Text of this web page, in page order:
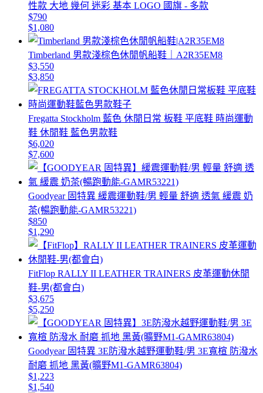
性款 大地 幾何 迷彩 基本 LOGO 國旗 - 多款
$790
$1,080
Timberland 男款淺棕色休閒帆船鞋｜A2R35EM8
$3,550
$3,850
Fregatta Stockholm 藍色 休閒日常 板鞋 平底鞋 時尚運動
鞋 休閒鞋 藍色男款鞋
$6,020
$7,600
Goodyear 固特異 緩震運動鞋/男 輕量 舒適 透氣 緩震 奶
茶(暢跑動能-GAMR53221)
$850
$1,290
FitFlop RALLY II LEATHER TRAINERS 皮革運動休閒
鞋-男(都會白)
$3,675
$5,250
Goodyear 固特異 3E防潑水越野運動鞋/男 3E寬楦 防潑水
耐磨 抓地 黑黃(曠野M1-GAMR63804)
$1,223
$1,540